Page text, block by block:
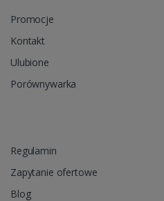
Promocje
Kontakt
Ulubione
Porównywarka
Regulamin
Zapytanie ofertowe
Blog